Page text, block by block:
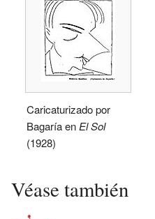
Caricaturizado por
Bagaría en El Sol
(1928)
Véase también